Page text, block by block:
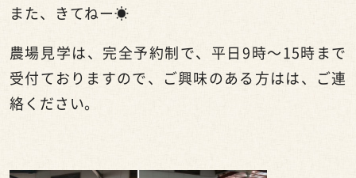
また、きてねー☀️
農場見学は、完全予約制で、平日9時〜15時まで
受付ておりますので、ご興味のある方はは、ご連
絡ください。